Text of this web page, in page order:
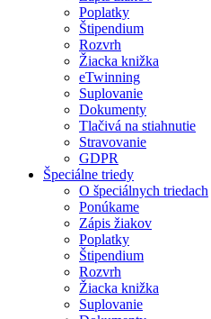
Poplatky
Štipendium
Rozvrh
Žiacka knižka
eTwinning
Suplovanie
Dokumenty
Tlačivá na stiahnutie
Stravovanie
GDPR
Špeciálne triedy
O špeciálnych triedach
Ponúkame
Zápis žiakov
Poplatky
Štipendium
Rozvrh
Žiacka knižka
Suplovanie